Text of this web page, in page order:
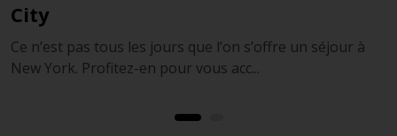
L’une des villes les plus visitées au monde, New York
City est une ville immense au potentiel tou...